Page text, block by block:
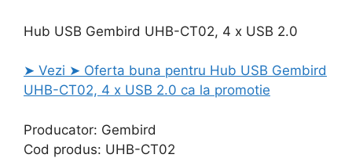
Hub USB Gembird UHB-CT02, 4 x USB 2.0
➤ Vezi ➤ Oferta buna pentru Hub USB Gembird
UHB-CT02, 4 x USB 2.0 ca la promotie
Producator: Gembird
Cod produs: UHB-CT02